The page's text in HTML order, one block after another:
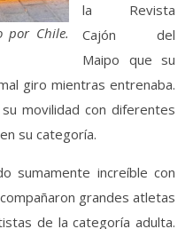
por Chile.
la Revista
Cajón del
Maipo que su
giro mientras entrenaba.
movilidad con diferentes
su categoría.
sumamente increíble con
grandes atletas
de la categoría adulta.